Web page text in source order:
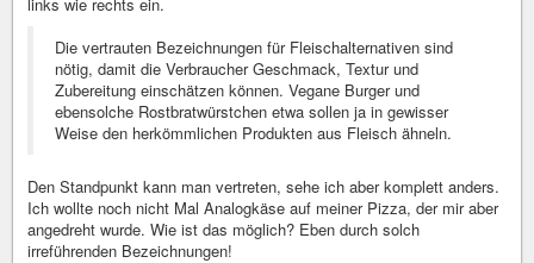
Die vertrauten Bezeichnungen für Fleischalternativen sind
nötig, damit die Verbraucher Geschmack, Textur und
Zubereitung einschätzen können. Vegane Burger und
ebensolche Rostbratwürstchen etwa sollen ja in gewisser
Weise den herkömmlichen Produkten aus Fleisch ähneln.
Den Standpunkt kann man vertreten, sehe ich aber komplett anders.
Ich wollte noch nicht Mal Analogkäse auf meiner Pizza, der mir aber
angedreht wurde. Wie ist das möglich? Eben durch solch
irreführenden Bezeichnungen!